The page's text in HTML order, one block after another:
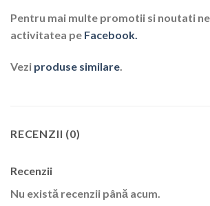
Pentru mai multe promotii si noutati
activitatea pe Facebook.
Vezi produse similare.
RECENZII (0)
Recenzii
Nu există recenzii până acum.